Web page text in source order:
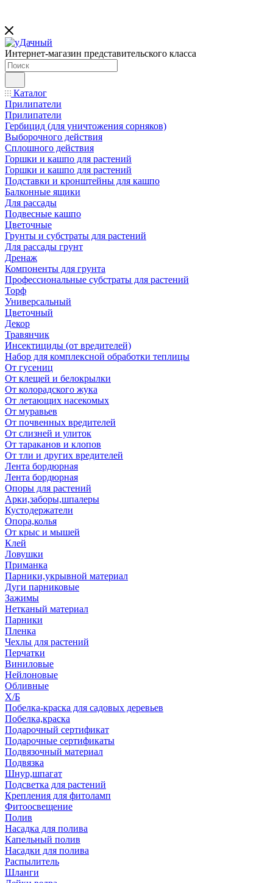
Интернет-магазин представительского класса
Каталог
Прилипатели
Прилипатели
Гербицид (для уничтожения сорняков)
Выборочного действия
Сплошного действия
Горшки и кашпо для растений
Горшки и кашпо для растений
Подставки и кронштейны для кашпо
Балконные ящики
Для рассады
Подвесные кашпо
Цветочные
Грунты и субстраты для растений
Для рассады грунт
Дренаж
Компоненты для грунта
Профессиональные субстраты для растений
Торф
Универсальный
Цветочный
Декор
Травянчик
Инсектициды (от вредителей)
Набор для комплексной обработки теплицы
От гусениц
От клещей и белокрылки
От колорадского жука
От летающих насекомых
От муравьев
От почвенных вредителей
От слизней и улиток
От тараканов и клопов
От тли и других вредителей
Лента бордюрная
Лента бордюрная
Опоры для растений
Арки,заборы,шпалеры
Кустодержатели
Опора,колья
От крыс и мышей
Клей
Ловушки
Приманка
Парники,укрывной материал
Дуги парниковые
Зажимы
Нетканый материал
Парники
Пленка
Чехлы для растений
Перчатки
Виниловые
Нейлоновые
Обливные
Х/Б
Побелка-краска для садовых деревьев
Побелка,краска
Подарочный сертификат
Подарочные сертификаты
Подвязочный материал
Подвязка
Шнур,шпагат
Подсветка для растений
Крепления для фитоламп
Фитоосвещение
Полив
Насадка для полива
Капельный полив
Насадки для полива
Распылитель
Шланги